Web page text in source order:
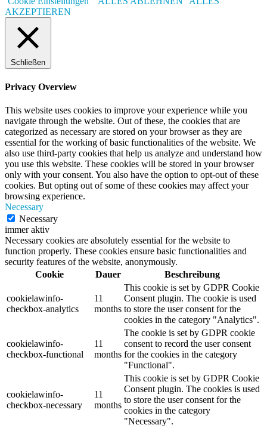
AKZEPTIEREN
Schließen
Privacy Overview
This website uses cookies to improve your experience while you
navigate through the website. Out of these, the cookies that are
categorized as necessary are stored on your browser as they are
essential for the working of basic functionalities of the website. We
also use third-party cookies that help us analyze and understand how
you use this website. These cookies will be stored in your browser
only with your consent. You also have the option to opt-out of these
cookies. But opting out of some of these cookies may affect your
browsing experience.
Necessary
Necessary
immer aktiv
Necessary cookies are absolutely essential for the website to
function properly. These cookies ensure basic functionalities and
security features of the website, anonymously.
Cookie
Dauer Beschreibung
cookielawinfo-
checkbox-analytics
11
months
This cookie is set by GDPR Cookie
Consent plugin. The cookie is used
to store the user consent for the
cookies in the category "Analytics".
cookielawinfo-
checkbox-functional
11
months
The cookie is set by GDPR cookie
consent to record the user consent
for the cookies in the category
"Functional".
cookielawinfo-
checkbox-necessary
11
months
This cookie is set by GDPR Cookie
Consent plugin. The cookies is used
to store the user consent for the
cookies in the category
"Necessary".